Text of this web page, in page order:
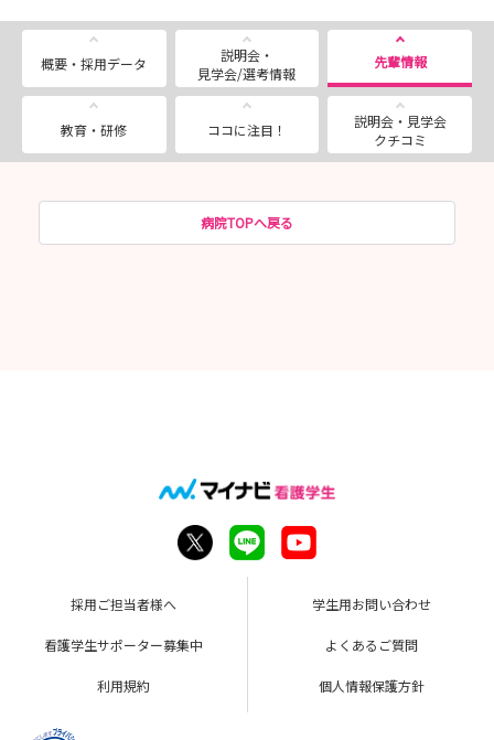
概要・採用データ
説明会・
見学会/選考情報
先輩情報
教育・研修 ココに注目！
説明会・見学会
クチコミ
病院TOPへ戻る
採用ご担当者様へ 学生用お問い合わせ
看護学生サポーター募集中 よくあるご質問
利用規約 個人情報保護方針